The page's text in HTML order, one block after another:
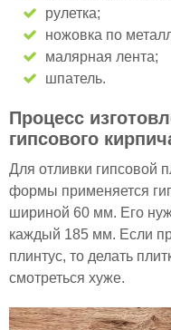
рулетка;
ножовка по
малярная лента;
шпатель.
Процесс
гипсового
Для отливки гипсовой
формы применяется
шириной 60 мм. Его
каждый 185 мм. Если
плинтус, то делать
смотреться хуже.